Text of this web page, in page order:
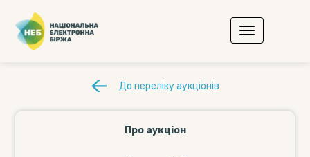
До переліку аукціонів
Про аукціон